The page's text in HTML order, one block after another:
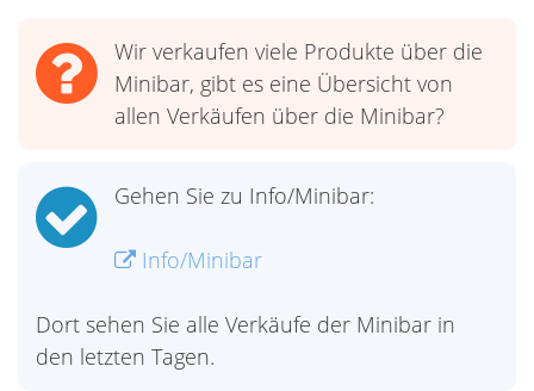
Wir verkaufen viele Produkte über die
Minibar, gibt es eine Übersicht von
allen Verkäufen über die Minibar?
Gehen Sie zu Info/Minibar:
Info/Minibar
Dort sehen Sie alle Verkäufe der Minibar in
den letzten Tagen.